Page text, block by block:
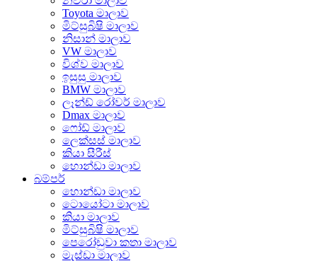
Toyota මාලාව
මිට්සුබිෂි මාලාව
නිසාන් මාලාව
VW මාලාව
විශ්ව මාලාව
ඉසුසු මාලාව
BMW මාලාව
ලෑන්ඩ් රෝවර් මාලාව
Dmax මාලාව
ෆෝඩ් මාලාව
ලෙක්සස් මාලාව
කියා සීරීස්
හොන්ඩා මාලාව
බම්පර්
හොන්ඩා මාලාව
ටොයෝටා මාලාව
කියා මාලාව
මිට්සුබිෂි මාලාව
පෙරෝඩුවා කතා මාලාව
මැස්ඩා මාලාව